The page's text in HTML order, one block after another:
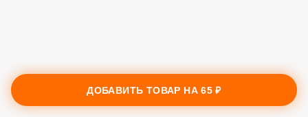
ДОБАВИТЬ ТОВАР НА65 ₽